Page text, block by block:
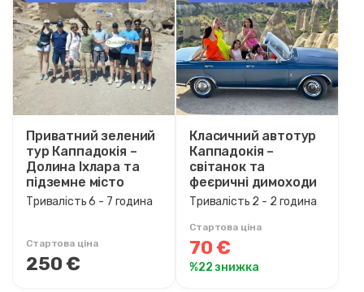
5 - 6 година
6 - 7 година
7 - 8 година
1 день
2 ніч 3 дні
4 ніч 5 дні
5 ніч 6 дні
6 ніч 7 дні
13 ніч 14 дні
Приватний зелений
тур Каппадокія –
Долина Іхлара та
підземне місто
Тривалість 6 - 7 година
Стартова ціна
250 €
Класичний автотур
Каппадокія –
світанок та
феєричні димоходи
Тривалість 2 - 2 година
Стартова ціна
70 €
%22 знижка